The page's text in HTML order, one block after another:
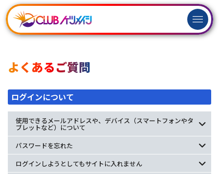
よくあるご質問
ログインについて
使用できるメールアドレスや、デバイス（スマートフォンやタ
ブレットなど）について
パスワードを忘れた
ログインしようとしてもサイトに入れません